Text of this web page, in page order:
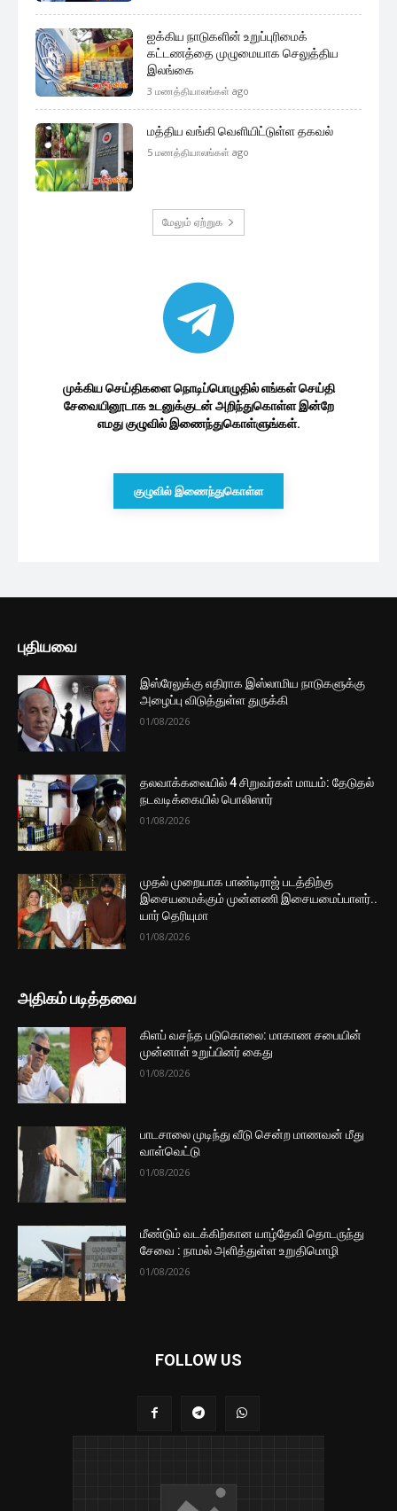
ஐக்கிய நாடுகளின் உறுப்புரிமைக்
கட்டணத்தை முழுமையாக செலுத்திய
இலங்கை
3 மணத்தியாலங்கள் ago
மத்திய வங்கி வெளியிட்டுள்ள தகவல்
5 மணத்தியாலங்கள் ago
மேலும் ஏற்றுக
முக்கிய செய்திகளை நொடிப்பொழுதில் எங்கள் செய்தி
சேவையினூடாக உடனுக்குடன் அறிந்துகொள்ள இன்றே
எமது குழுவில் இணைந்துகொள்ளுங்கள்.
குழுவில் இணைந்துகொள்ள
புதியவை
இஸ்ரேலுக்கு எதிராக இஸ்லாமிய நாடுகளுக்கு
அழைப்பு விடுத்துள்ள துருக்கி
01/08/2026
தலவாக்கலையில் 4 சிறுவர்கள் மாயம்: தேடுதல்
நடவடிக்கையில் பொலிஸார்
01/08/2026
முதல் முறையாக பாண்டிராஜ் படத்திற்கு
இசையமைக்கும் முன்னணி இசையமைப்பாளர்..
யார் தெரியுமா
01/08/2026
அதிகம் படித்தவை
கிளப் வசந்த படுகொலை: மாகாண சபையின்
முன்னாள் உறுப்பினர் கைது
01/08/2026
பாடசாலை முடிந்து வீடு சென்ற மாணவன் மீது
வாள்வெட்டு
01/08/2026
மீண்டும் வடக்கிற்கான யாழ்தேவி தொடருந்து
சேவை : நாமல் அளித்துள்ள உறுதிமொழி
01/08/2026
FOLLOW US